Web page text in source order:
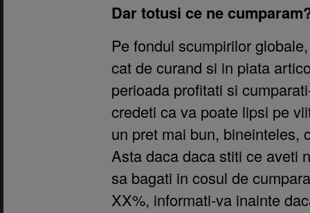
Dar totusi ce ne
Pe fondul scumpirilor
cat de curand si in piata
perioada profitati si
credeti ca va poate lipsi pe
un pret mai bun, bineinteles,
Asta daca daca stiti ce aveti
sa bagati in cosul de
XX%, informati-va inainte